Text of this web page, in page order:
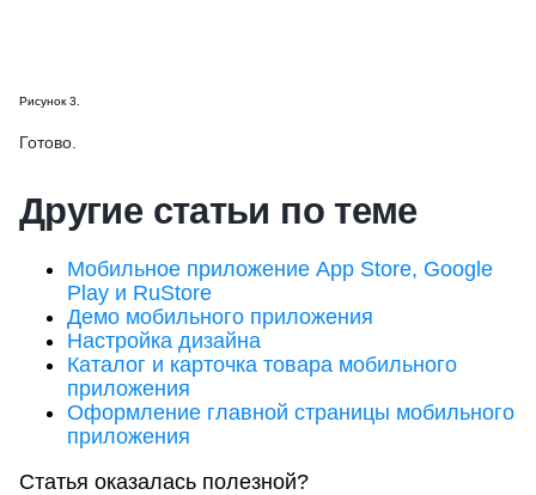
Рисунок 3.
Готово.
Другие статьи по теме
Мобильное приложение App Store, Google
Play и RuStore
Демо мобильного приложения
Настройка дизайна
Каталог и карточка товара мобильного
приложения
Оформление главной страницы мобильного
приложения
Статья оказалась полезной?